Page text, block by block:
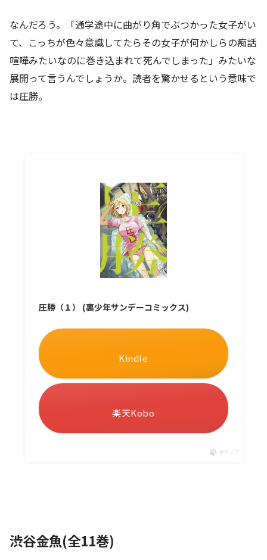
なんだろう。「通学途中に曲がり角でぶつかった女子がい
て、こっちが色々意識してたらその女子が何かしらの痴話
喧嘩みたいなのに巻き込まれて死んでしまった」みたいな
展開って言うんでしょうか。読者を驚かせるという意味で
は圧勝。
圧勝（１） (裏少年サンデーコミックス)
Kindle
楽天Kobo
ポチップ
渋谷金魚(全11巻)